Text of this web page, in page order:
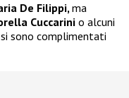
De Filippi,ma
Cuccarinio alcuni
si sono complimentati